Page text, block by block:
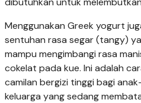
Menggunakan Greek yogurt
sentuhan rasa segar (tangy)
mampu mengimbangi rasa
cokelat pada kue. Ini adalah
camilan bergizi tinggi bagi
keluarga yang sedang